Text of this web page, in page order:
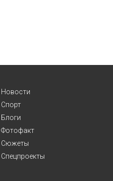
Новости
Спорт
Блоги
Фотофакт
Сюжеты
Спецпроекты